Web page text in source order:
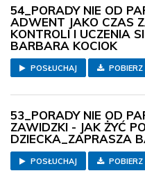
54_PORADY NIE OD
ADWENT JAKO CZAS
KONTROLI I UCZENIA
BARBARA KOCIOK
POSŁUCHAJ POBIERZ
53_PORADY NIE OD
ZAWIDZKI - JAK ŻYĆ
DZIECKA_ZAPRASZA
POSŁUCHAJ POBIERZ